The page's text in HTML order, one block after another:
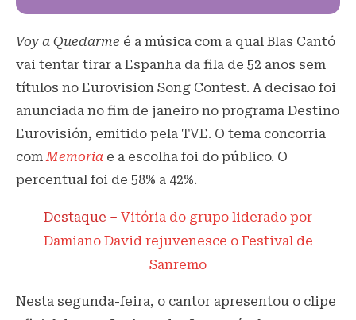
Voy a Quedarme é a música com a qual Blas Cantó
vai tentar tirar a Espanha da fila de 52 anos sem
títulos no Eurovision Song Contest. A decisão foi
anunciada no fim de janeiro no programa Destino
Eurovisión, emitido pela TVE. O tema concorria
comMemoria e a escolha foi do público. O
percentual foi de 58% a 42%.
Destaque – Vitória do grupo liderado por
Damiano David rejuvenesce o Festival de
Sanremo
Nesta segunda-feira, o cantor apresentou o clipe